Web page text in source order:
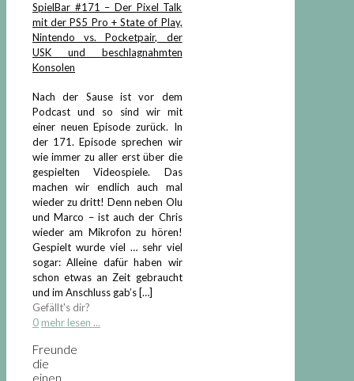
SpielBar #171 – Der Pixel Talk
mit der PS5 Pro + State of Play,
Nintendo vs. Pocketpair, der
USK und beschlagnahmten
Konsolen
Nach der Sause ist vor dem
Podcast und so sind wir mit
einer neuen Episode zurück. In
der 171. Episode sprechen wir
wie immer zu aller erst über die
gespielten Videospiele. Das
machen wir endlich auch mal
wieder zu dritt! Denn neben Olu
und Marco – ist auch der Chris
wieder am Mikrofon zu hören!
Gespielt wurde viel … sehr viel
sogar: Alleine dafür haben wir
schon etwas an Zeit gebraucht
und im Anschluss gab’s[…]
Gefällt's dir?
0 mehr lesen ...
Freunde
die
einen